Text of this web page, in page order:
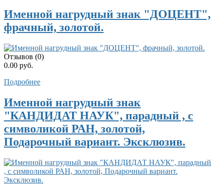
Именной нагрудный знак "ДОЦЕНТ",
фрачный, золотой.
Отзывов (0)
0.00 руб.
Подробнее
Именной нагрудный знак
"КАНДИДАТ НАУК", парадный , с
символикой РАН, золотой,
Подарочный вариант. Эксклюзив.